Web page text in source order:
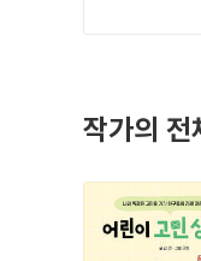
작가의 전